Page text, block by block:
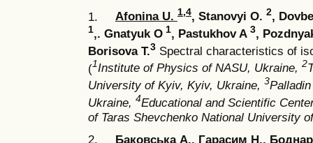
1. Afonina U. 1,4, Stanovyi O. 2,
1,. Gnatyuk O 1, Pastukhov A 3,
Borisova T.3 Spectral characteristics of
(1Institute of Physics of NASU, Ukraine, 2
University of Kyiv, Kyiv, Ukraine, 3
Ukraine, 4Educational and Scientific
of Taras Shevchenko National University
2. Баковська А., Гарасим Н.,